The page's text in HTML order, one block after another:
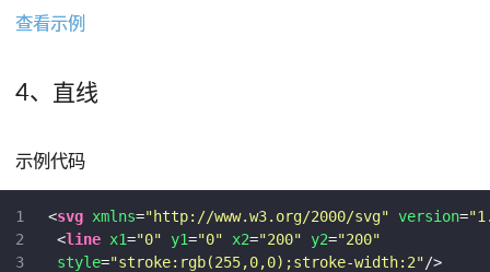
查看示例
4、直线
示例代码
1
2
3
<svg xmlns="http://www.w3.org/2000/svg" version=
<line x1="0" y1="0" x2="200" y2="200"
style="stroke:rgb(255,0,0);stroke-width:2"/>